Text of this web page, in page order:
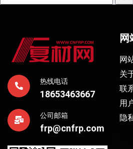
热线电话
18653463667
公司邮箱
frp@cnfrp.com
网
关
联
用
隐